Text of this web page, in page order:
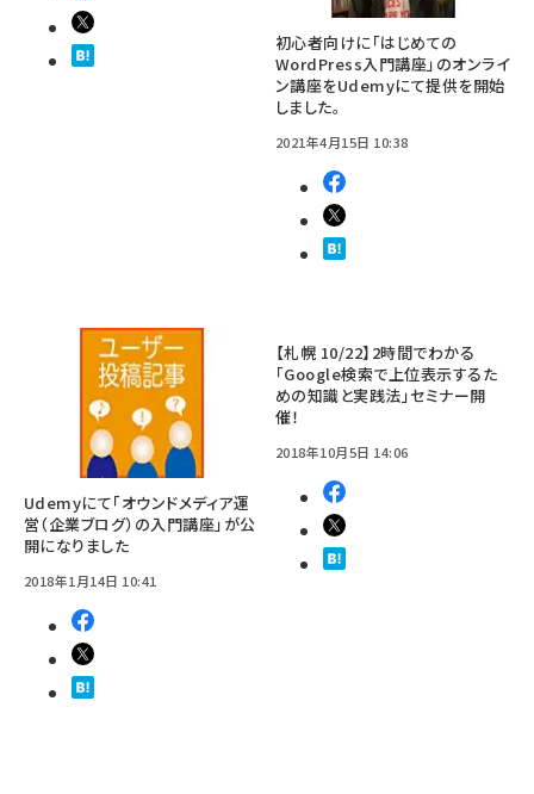
初心者向けに「はじめての
WordPress入門講座」のオンライ
ン講座をUdemyにて提供を開始
しました。
2021年4月15日 10:38
Udemyにて「オウンドメディア運
営（企業ブログ）の入門講座」が公
開になりました
2018年1月14日 10:41
【札幌 10/22】2時間でわかる
「Google検索で上位表示するた
めの知識と実践法」セミナー開
催！
2018年10月5日 14:06